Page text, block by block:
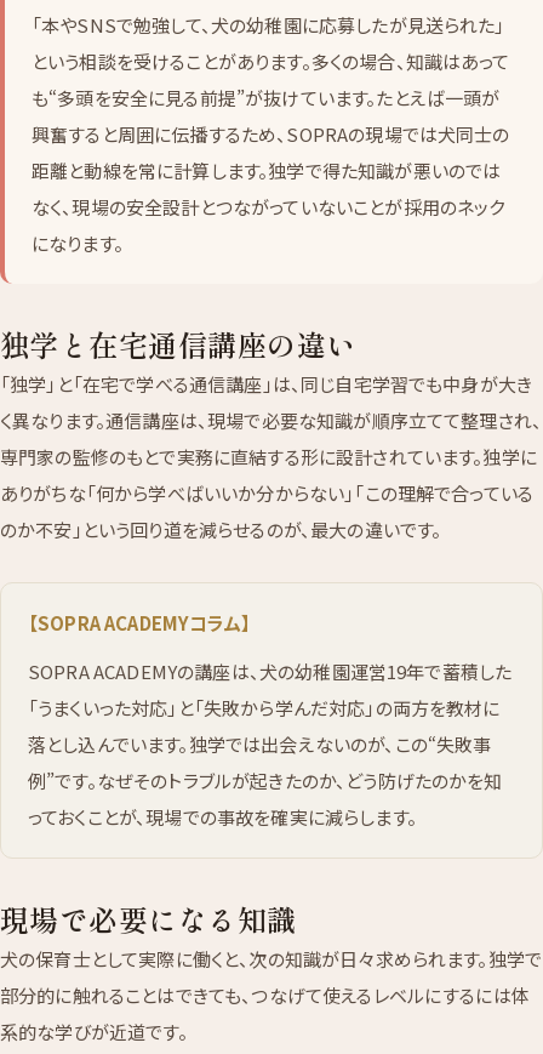
「本やSNSで勉強して、犬の幼稚園に応募したが見送られた」
という相談を受けることがあります。多くの場合、知識はあって
も“多頭を安全に見る前提”が抜けています。たとえば一頭が
興奮すると周囲に伝播するため、SOPRAの現場では犬同士の
距離と動線を常に計算します。独学で得た知識が悪いのでは
なく、現場の安全設計とつながっていないことが採用のネック
になります。
独学と在宅通信講座の違い
「独学」と「在宅で学べる通信講座」は、同じ自宅学習でも中身が大き
く異なります。通信講座は、現場で必要な知識が順序立てて整理され、
専門家の監修のもとで実務に直結する形に設計されています。独学に
ありがちな「何から学べばいいか分からない」「この理解で合っている
のか不安」という回り道を減らせるのが、最大の違いです。
【SOPRA ACADEMYコラム】
SOPRA ACADEMYの講座は、犬の幼稚園運営19年で蓄積した
「うまくいった対応」と「失敗から学んだ対応」の両方を教材に
落とし込んでいます。独学では出会えないのが、この“失敗事
例”です。なぜそのトラブルが起きたのか、どう防げたのかを知
っておくことが、現場での事故を確実に減らします。
現場で必要になる知識
犬の保育士として実際に働くと、次の知識が日々求められます。独学で
部分的に触れることはできても、つなげて使えるレベルにするには体
系的な学びが近道です。